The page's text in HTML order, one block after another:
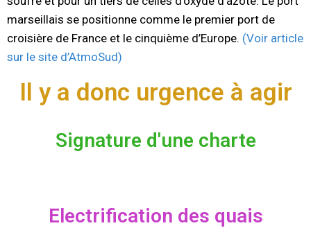
marseillais se positionne comme le premier port de
croisière de France et le cinquième d’Europe. (Voir article
sur le site d’AtmoSud)
Il y a donc urgence à agir
Signature d'une charte
Electrification des quais